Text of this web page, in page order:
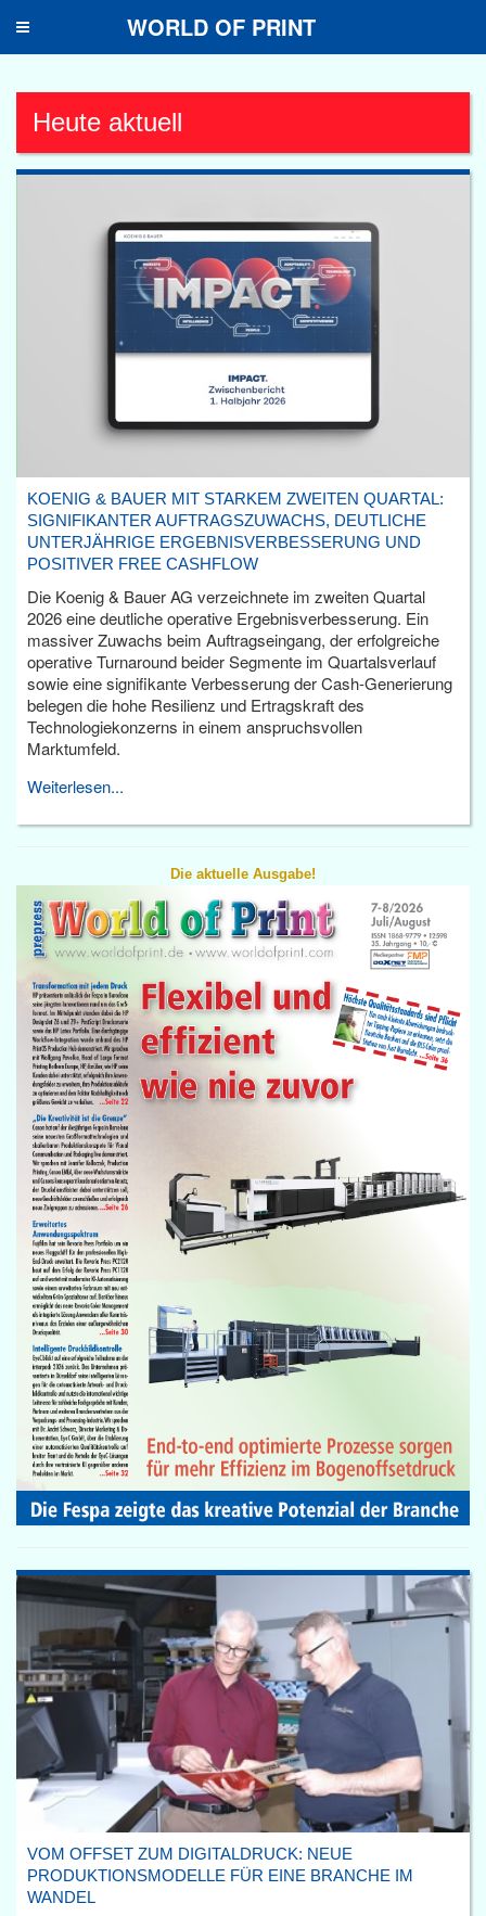
Toggle
WORLD OF PRINT
Heute aktuell
KOENIG & BAUER MIT STARKEM ZWEITEN QUARTAL:
SIGNIFIKANTER AUFTRAGSZUWACHS, DEUTLICHE
UNTERJÄHRIGE ERGEBNISVERBESSERUNG UND
POSITIVER FREE CASHFLOW
Die Koenig & Bauer AG verzeichnete im zweiten Quartal
2026 eine deutliche operative Ergebnisverbesserung. Ein
massiver Zuwachs beim Auftragseingang, der erfolgreiche
operative Turnaround beider Segmente im Quartalsverlauf
sowie eine signifikante Verbesserung der Cash-Generierung
belegen die hohe Resilienz und Ertragskraft des
Technologiekonzerns in einem anspruchsvollen
Marktumfeld.
Weiterlesen...
Die aktuelle Ausgabe!
VOM OFFSET ZUM DIGITALDRUCK: NEUE
PRODUKTIONSMODELLE FÜR EINE BRANCHE IM
WANDEL